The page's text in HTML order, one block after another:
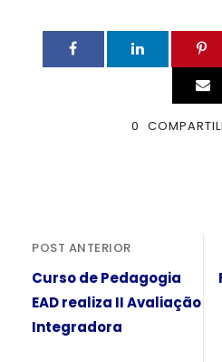
0
POST ANTERIOR
Curso de Pedagogia
EAD realiza II Avaliação
Integradora